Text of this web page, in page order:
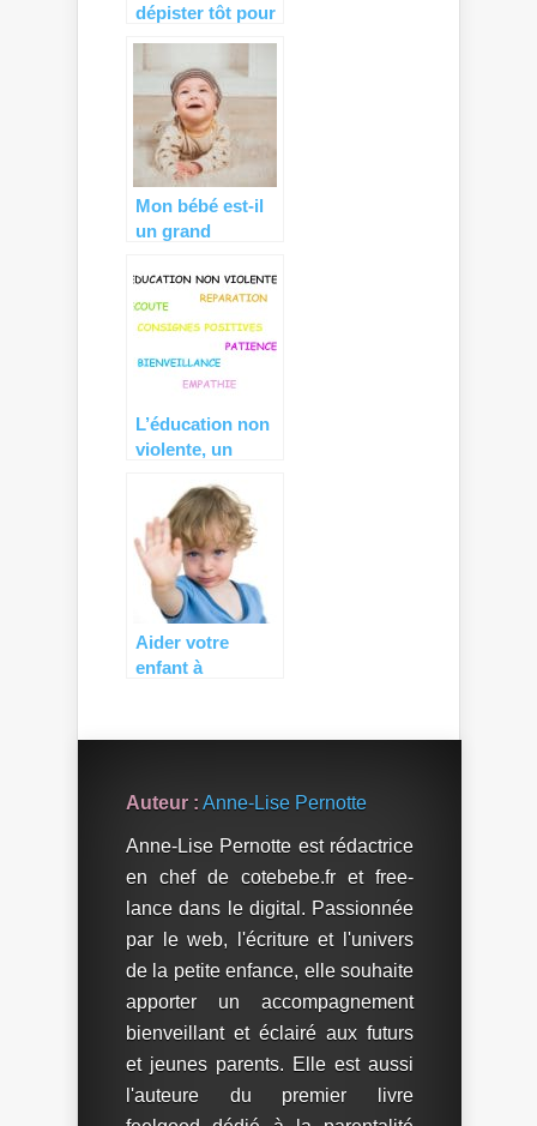
dépister tôt pour
comprendre son
enfant
Mon bébé est-il
un grand
L’éducation non
violente, un
encore
méconnu…
Aider votre
enfant à
du non (+
Auteur : Anne-Lise Pernotte
Anne-Lise Pernotte est rédactrice
en chef de cotebebe.fr et free-
lance dans le digital. Passionnée
par le web, l'écriture et l'univers
de la petite enfance, elle souhaite
apporter un accompagnement
bienveillant et éclairé aux futurs
et jeunes parents. Elle est aussi
l'auteure du premier livre